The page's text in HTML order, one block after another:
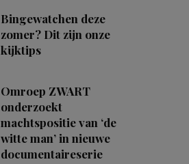
Bingewatchen deze
zomer? Dit zijn onze
kijktips
Omroep ZWART
onderzoekt
machtspositie van ‘de
witte man’ in nieuwe
documentaireserie